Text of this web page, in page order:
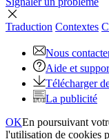
Traduction Contextes
Nous
Aide et
Télécharger
La publicité
OKEn poursuivant
l'utilisation de cookies